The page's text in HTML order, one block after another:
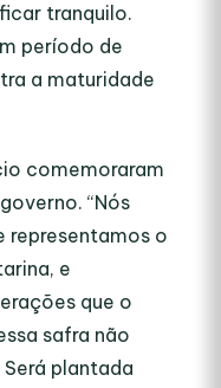
tranquilo.
período de
a maturidade
comemoraram
“Nós
representamos o
e
que o
safra não
plantada